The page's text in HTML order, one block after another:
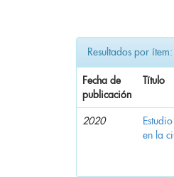
Resultados por ítem:
Fecha de
publicación
Título
2020
en la